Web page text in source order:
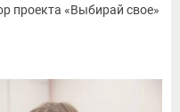
проекта «Выбирай свое»